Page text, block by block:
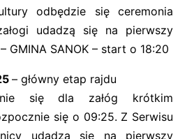
odbędzie się ceremonia
udadzą się na pierwszy
GMINA SANOK – start o 18:20
– główny etap rajdu
się dla załóg krótkim
się o 09:25. Z Serwisu
udadzą się na pierwszy